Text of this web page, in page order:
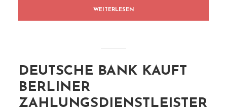
WEITERLESEN
DEUTSCHE BANK KAUFT
BERLINER
ZAHLUNGSDIENSTLEISTER